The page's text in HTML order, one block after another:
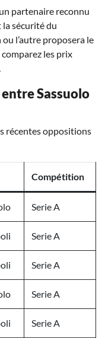
partenaire reconnu
sécurité du
l’autre proposera le
les prix
Sassuolo
récentes oppositions
Compétition
Serie A
Serie A
Serie A
Serie A
Serie A